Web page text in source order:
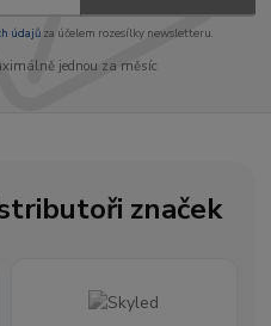
údajůza účelem rozesílky newsletteru.
jednou za měsíc
značek